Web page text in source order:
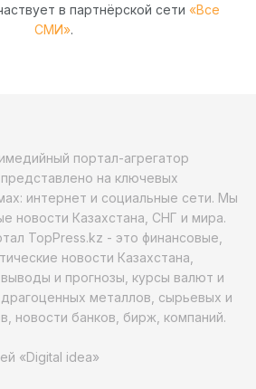
в партнёрской сети «Все
СМИ».
портал-агрегатор
на ключевых
интернет и социальные сети. Мы
новости Казахстана, СНГ и мира.
TopPress.kz - это финансовые,
новости Казахстана,
выводы и прогнозы, курсы валют и
металлов, сырьевых и
новости банков, бирж, компаний.
«Digital idea»